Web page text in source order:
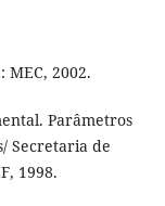
MEC, 2002.
Parâmetros
Secretaria de
1998.